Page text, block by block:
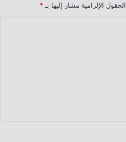
الحقول الإلزامية مشار إليها بـ *